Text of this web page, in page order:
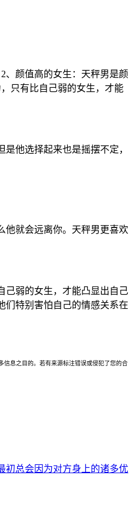
、颜值高的女生：天秤男是颜
只有比自己弱的女生，才能
他选择起来也是摇摆不定，
他就会远离你。天秤男更喜欢
己弱的女生，才能凸显出自己
们特别害怕自己的情感关系在
信息之目的。若有来源标注错误或侵犯了您的合
初总会因为对方身上的诸多优